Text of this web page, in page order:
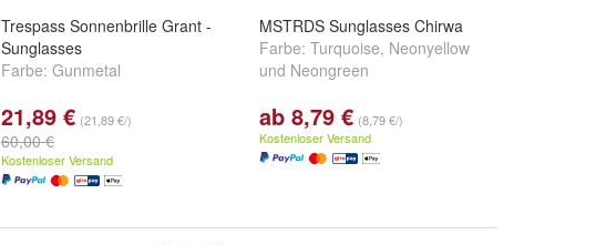
Trespass Sonnenbrille Grant -
Sunglasses
Farbe: Gunmetal
21,89 € (21,89 €/)
60,00 €
Kostenloser Versand
MSTRDS Sunglasses Chirwa
Farbe: Turquoise, Neonyellow
und Neongreen
ab 8,79 € (8,79 €/)
Kostenloser Versand